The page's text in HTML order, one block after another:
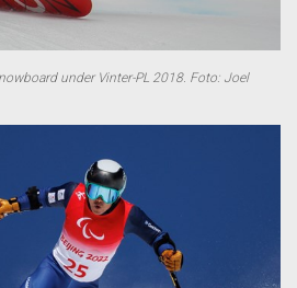
under Vinter-PL 2018. Foto: Joel